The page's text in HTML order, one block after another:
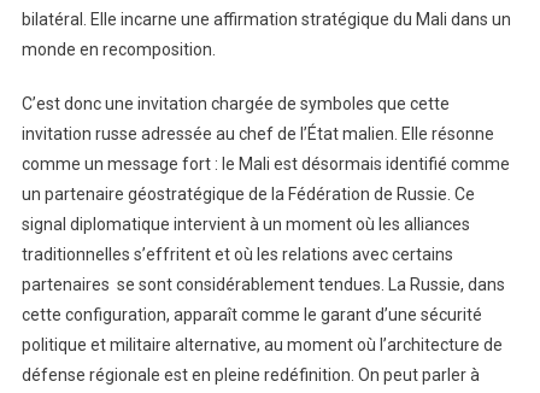
bilatéral. Elle incarne une affirmation stratégique du Mali dans un
monde en recomposition.
C’est donc une invitation chargée de symboles que cette
invitation russe adressée au chef de l’État malien. Elle résonne
comme un message fort : le Mali est désormais identifié comme
un partenaire géostratégique de la Fédération de Russie. Ce
signal diplomatique intervient à un moment où les alliances
traditionnelles s’effritent et où les relations avec certains
partenaires se sont considérablement tendues. La Russie, dans
cette configuration, apparaît comme le garant d’une sécurité
politique et militaire alternative, au moment où l’architecture de
défense régionale est en pleine redéfinition. On peut parler à